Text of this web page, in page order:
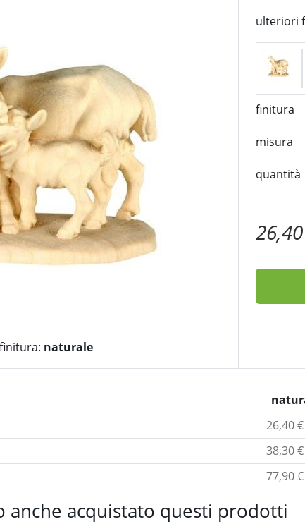
finitura: naturale
ulteriori
finitura
misura
quantità
26,40 €
38,30 €
77,90 €
anche acquistato questi prodotti